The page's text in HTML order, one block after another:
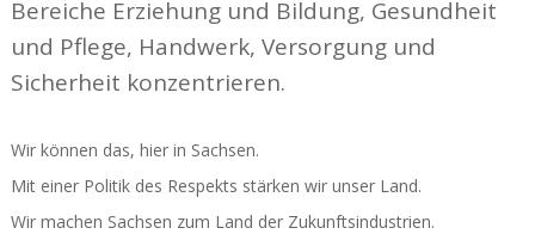
Bereiche Erziehung und Bildung, Gesundheit
und Pflege, Handwerk, Versorgung und
Sicherheit konzen­trieren.
Wir können das, hier in Sachsen.
Mit einer Politik des Respekts stärken wir unser Land.
Wir machen Sachsen zum Land der Zukunfts­in­dus­trien.